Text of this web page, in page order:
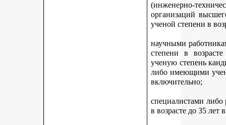
(инженерно-
организаций
ученой степени в
научными
степени в
ученую степень
либо имеющими
включительно;
специалистами
в возрасте до 35 лет